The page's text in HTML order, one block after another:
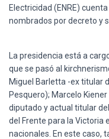
Electricidad (ENRE)
nombrados por decreto y
La presidencia está a
que se pasó al
Miguel Barletta -ex titular
Pesquero); Marcelo
diputado y actual titular
del Frente para la Victoria
nacionales. En este caso,